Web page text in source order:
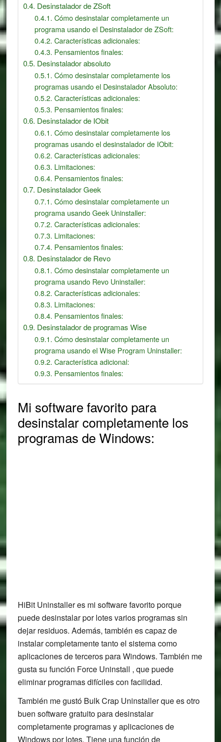
Desinstalador de ZSoft
Cómo desinstalar completamente un
programa usando el Desinstalador de ZSoft:
Características adicionales:
Pensamientos finales:
Desinstalador absoluto
Cómo desinstalar completamente los
programas usando el Desinstalador Absoluto:
Características adicionales:
Pensamientos finales:
Desinstalador de IObit
Cómo desinstalar completamente los
programas usando el desinstalador de IObit:
Características adicionales:
Limitaciones:
Pensamientos finales:
Desinstalador Geek
Cómo desinstalar completamente un
programa usando Geek Uninstaller:
Características adicionales:
Limitaciones:
Pensamientos finales:
Desinstalador de Revo
Cómo desinstalar completamente un
programa usando Revo Uninstaller:
Características adicionales:
Limitaciones:
Pensamientos finales:
Desinstalador de programas Wise
Cómo desinstalar completamente un
programa usando el Wise Program Uninstaller:
Característica adicional:
Pensamientos finales:
Mi software favorito para
desinstalar completamente los
programas de Windows:
HiBit Uninstaller es mi software favorito porque
puede desinstalar por lotes varios programas sin
dejar residuos. Además, también es capaz de
instalar completamente tanto el sistema como
aplicaciones de terceros para Windows. También me
gusta su función Force Uninstall , que puede
eliminar programas difíciles con facilidad.
También me gustó Bulk Crap Uninstaller que es otro
buen software gratuito para desinstalar
completamente programas y aplicaciones de
Windows por lotes. Tiene una función de